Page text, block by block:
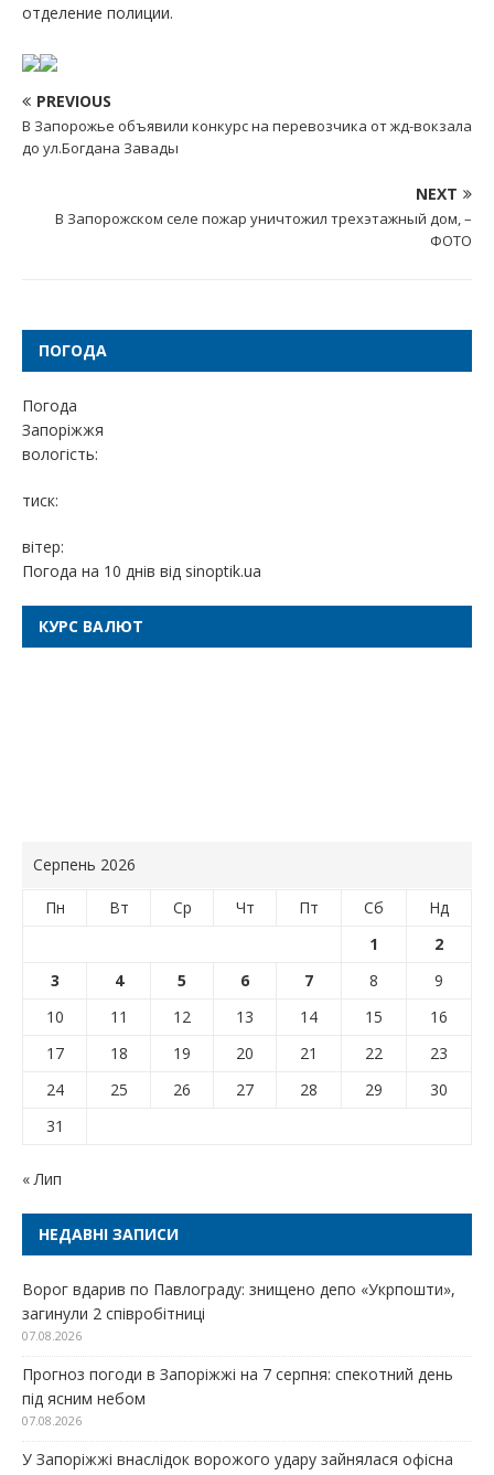
отделение полиции.
PREVIOUS
В Запорожье объявили конкурс на перевозчика от жд-вокзала
до ул.Богдана Завады
NEXT
В Запорожском селе пожар уничтожил трехэтажный дом, –
ФОТО
ПОГОДА
Погода
Запоріжжя
вологість:
тиск:
вітер:
Погода на 10 днів від sinoptik.ua
КУРС ВАЛЮТ
Серпень 2026
Пн Вт Ср Чт Пт Сб
Нд
1
2
3
4 5 6 7 8
9
10
11 12 13 14 15
16
17
18 19 20 21 22
23
24
25 26 27 28 29
30
31
« Лип
НЕДАВНІ ЗАПИСИ
Ворог вдарив по Павлограду: знищено депо «Укрпошти»,
загинули 2 співробітниці
07.08.2026
Прогноз погоди в Запоріжжі на 7 серпня: спекотний день
під ясним небом
07.08.2026
У Запоріжжі внаслідок ворожого удару зайнялася офісна